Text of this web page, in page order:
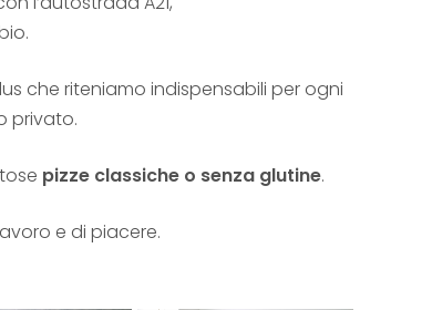
che riteniamo indispensabili per ogni
privato.
pizze classiche o senza glutine.
e di piacere.